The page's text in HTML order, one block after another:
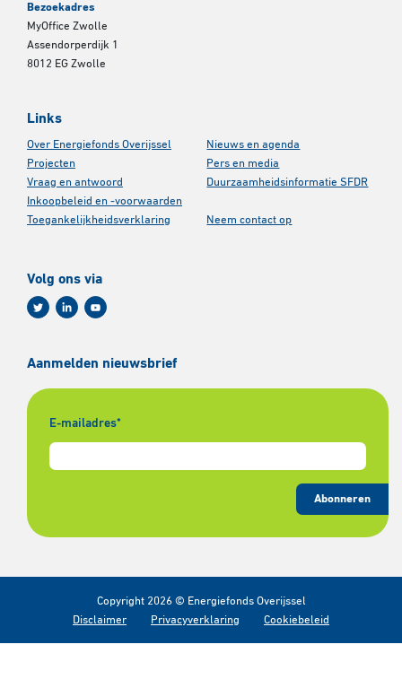
Bezoekadres
MyOffice Zwolle
Assendorperdijk 1
8012 EG Zwolle
Links
Over Energiefonds Overijssel
Nieuws en agenda
Projecten
Pers en media
Vraag en antwoord
Duurzaamheidsinformatie SFDR
Inkoopbeleid en -voorwaarden
Toegankelijkheidsverklaring
Neem contact op
Volg ons via
Aanmelden nieuwsbrief
E-mailadres*
Abonneren
Copyright 2026 © Energiefonds Overijssel
Disclaimer
Privacyverklaring Cookiebeleid